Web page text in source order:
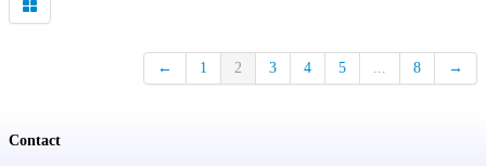
← 1 2 3 4 5 ... 8 →
Contact